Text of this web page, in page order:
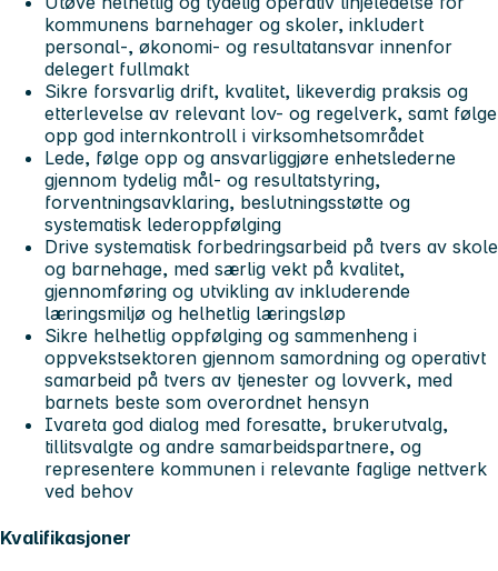
kommunens barnehager og skoler, inkludert
personal-, økonomi- og resultatansvar innenfor
delegert fullmakt
Sikre forsvarlig drift, kvalitet, likeverdig praksis og
etterlevelse av relevant lov- og regelverk, samt følge
opp god internkontroll i virksomhetsområdet
Lede, følge opp og ansvarliggjøre enhetslederne
gjennom tydelig mål- og resultatstyring,
forventningsavklaring, beslutningsstøtte og
systematisk lederoppfølging
Drive systematisk forbedringsarbeid på tvers av skole
og barnehage, med særlig vekt på kvalitet,
gjennomføring og utvikling av inkluderende
læringsmiljø og helhetlig læringsløp
Sikre helhetlig oppfølging og sammenheng i
oppvekstsektoren gjennom samordning og operativt
samarbeid på tvers av tjenester og lovverk, med
barnets beste som overordnet hensyn
Ivareta god dialog med foresatte, brukerutvalg,
tillitsvalgte og andre samarbeidspartnere, og
representere kommunen i relevante faglige nettverk
ved behov
Kvalifikasjoner